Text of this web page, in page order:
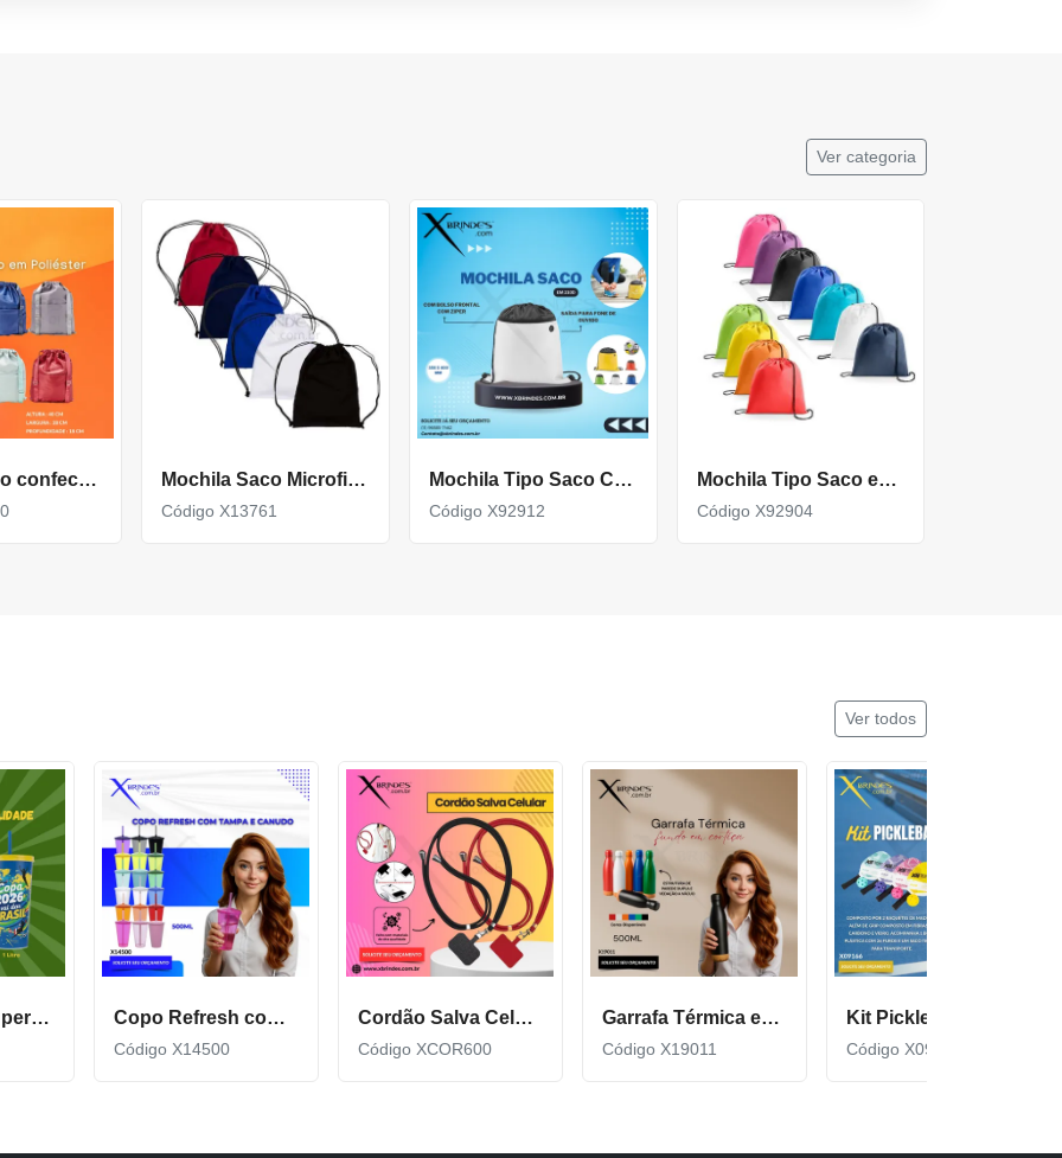
Ver categoria
Mochila saco confeccionada em poliéster impermeável X05070 Mochila Saco Microfibra 35X42
Código X13761
Mochila Tipo Saco Com Bolso Na Frente E Abertura Pra Fone X92912
Código X92912
Mochila Tipo Saco em non-woven (80 g/m²) com alças X92904
Código X92904
Ver todos
Copo Plástico personalizado In Mold Label 360 XCS551 Copo Refresh com Tampa e Canudo possui capacidade de 500ml X14500
Código X14500
Cordão Salva Celular Universal De Qualidade Xcor600
Código XCOR600
Garrafa Térmica em Inox com Fundo de Cortiça X19011
Código X19011 Código X09166